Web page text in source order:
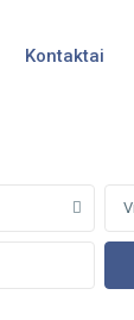
Kontaktai